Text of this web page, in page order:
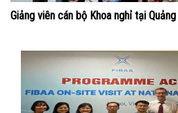
Giảng viên cán bộ Khoa nghỉ tại